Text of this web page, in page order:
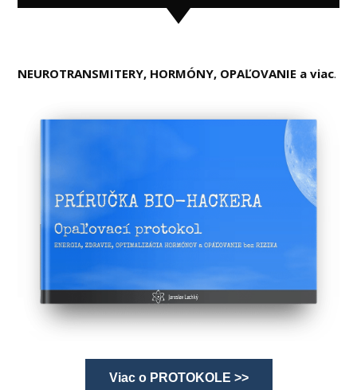
NEUROTRANSMITERY, HORMÓNY, OPAĽOVANIE a viac.
Viac o PROTOKOLE >>